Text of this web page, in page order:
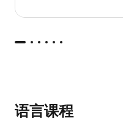
语言课程